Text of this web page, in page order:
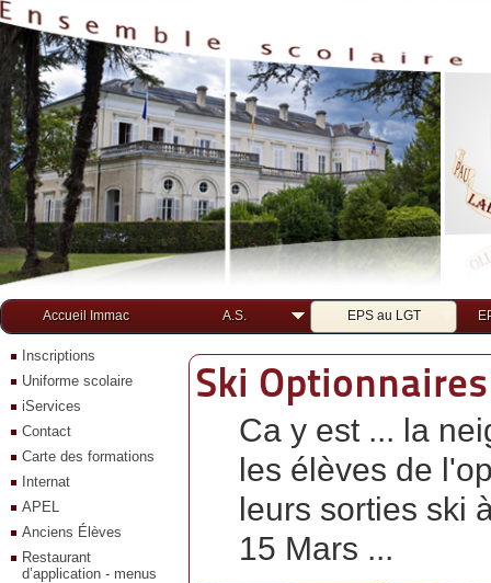
Accueil Immac A.S. EPS au LGT
Inscriptions
Uniforme scolaire
iServices
Contact
Carte des formations
Internat
APEL
Anciens Élèves
Restaurant
d’application - menus
Ski
Ca y est ... la
les élèves de
leurs sorties ski
15 Mars ...